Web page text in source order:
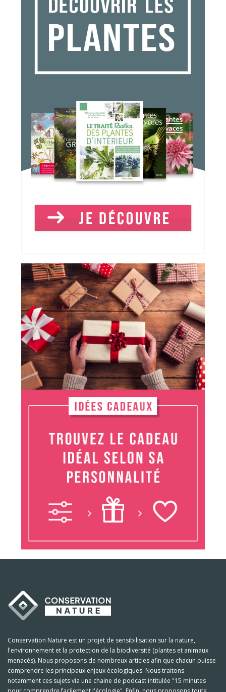
Conservation Nature est un projet de sensibilisation sur la nature,
l'environnement et la protection de la biodiversité (plantes et animaux
menacés). Nous proposons de nombreux articles afin que chacun puisse
comprendre les principaux enjeux écologiques. Nous traitons
notamment ces sujets via une chaine de podcast intitulée "15 minutes